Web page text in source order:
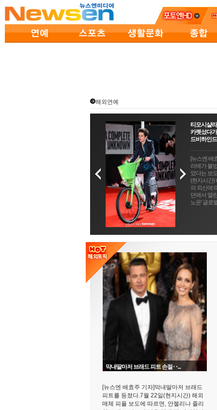
해외연예
티모시샬
카펫섰다
드비하인
[뉴스엔 배
라메가 불
었다는 보
(현지시간)
의 외신에
던에서 열
노운' 글로
막내딸마저 브래드 피트 손절‥...
[뉴스엔 배효주 기자]막내딸마저 브래드
피트를 등졌다.7월 22일(현지시간) 해외
매체 피플 보도에 따르면, 안젤리나 졸리